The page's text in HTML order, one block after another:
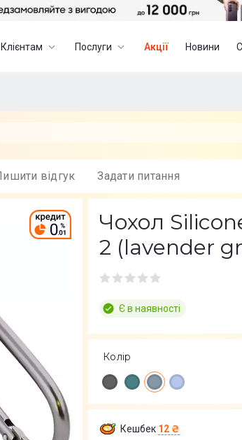
Клієнтам Послуги Акції Новини
Лишити вiдгук Задати питання
Чохол
2 (lavender
Є в наявності
Колір
Кешбек 12 ₴